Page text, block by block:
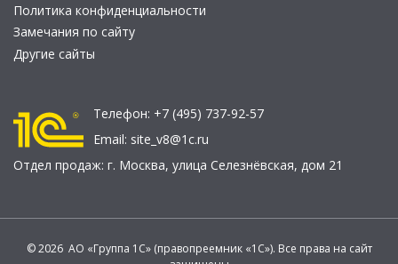
Политика конфиденциальности
Замечания по сайту
Другие сайты
Телефон: +7 (495) 737-92-57
Email: site_v8@1c.ru
Отдел продаж: г. Москва, улица Селезнёвская, дом 21
© 2026 АО «Группа 1С» (правопреемник «1С»). Все права на сайт